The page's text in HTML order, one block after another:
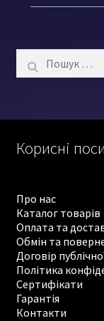
Корисні
Про нас
Каталог товарів
Оплата та
Обмін та
Договір
Політика
Сертифікати
Гарантія
Контакти